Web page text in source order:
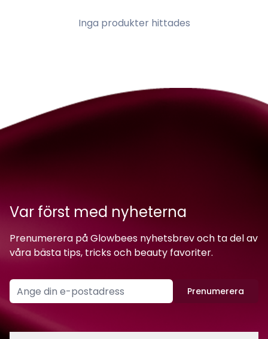
Inga produkter hittades
Var först med nyheterna
Prenumerera på Glowbees nyhetsbrev och ta del av
våra bästa tips, tricks och beauty favoriter.
Prenumerera